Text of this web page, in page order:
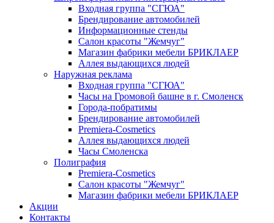
Входная группа "СГЮА"
Брендирование автомобилей
Информационные стенды
Салон красоты "Жемчуг"
Магазин фабрики мебели БРИКЛАЕР
Аллея выдающихся людей
Наружная реклама
Входная группа "СГЮА"
Часы на Громовой башне в г. Смоленск
Города-побратимы
Брендирование автомобилей
Premiera-Cosmetics
Аллея выдающихся людей
Часы Смоленска
Полиграфия
Premiera-Cosmetics
Салон красоты "Жемчуг"
Магазин фабрики мебели БРИКЛАЕР
Акции
Контакты